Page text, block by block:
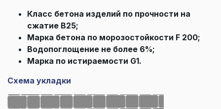
Класс бетона изделий по прочности на
сжатие В25;
Марка бетона по морозостойкости F 200;
Водопоглощение не более 6%;
Марка по истираемости G1.
Схема укладки